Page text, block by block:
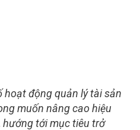
hoạt động quản lý tài sản
muốn nâng cao hiệu
hướng tới mục tiêu trở